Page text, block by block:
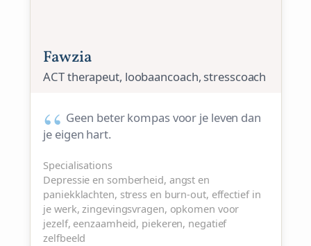
Fawzia
ACT therapeut, loobaancoach, stresscoach
Geen beter kompas voor je leven dan
je eigen hart.
Specialisations
Depressie en somberheid, angst en
paniekklachten, stress en burn-out, effectief in
je werk, zingevingsvragen, opkomen voor
jezelf, eenzaamheid, piekeren, negatief
zelfbeeld